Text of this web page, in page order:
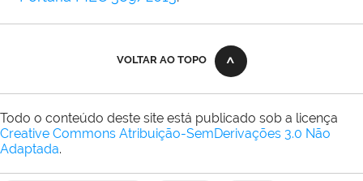
VOLTAR AO TOPO
Todo o conteúdo deste site está publicado sob a licença
Creative Commons Atribuição-SemDerivações 3.0 Não
Adaptada.